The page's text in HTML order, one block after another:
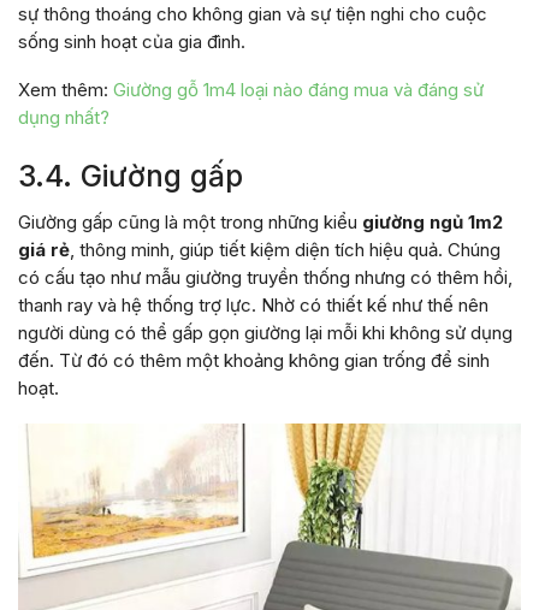
sự thông thoáng cho không gian và sự tiện nghi cho cuộc
sống sinh hoạt của gia đình.
Xem thêm: Giường gỗ 1m4 loại nào đáng mua và đáng sử
dụng nhất?
3.4. Giường gấp
Giường gấp cũng là một trong những kiểu giường ngủ 1m2
giá rẻ , thông minh, giúp tiết kiệm diện tích hiệu quả. Chúng
có cấu tạo như mẫu giường truyền thống nhưng có thêm hồi,
thanh ray và hệ thống trợ lực. Nhờ có thiết kế như thế nên
người dùng có thể gấp gọn giường lại mỗi khi không sử dụng
đến. Từ đó có thêm một khoảng không gian trống để sinh
hoạt.